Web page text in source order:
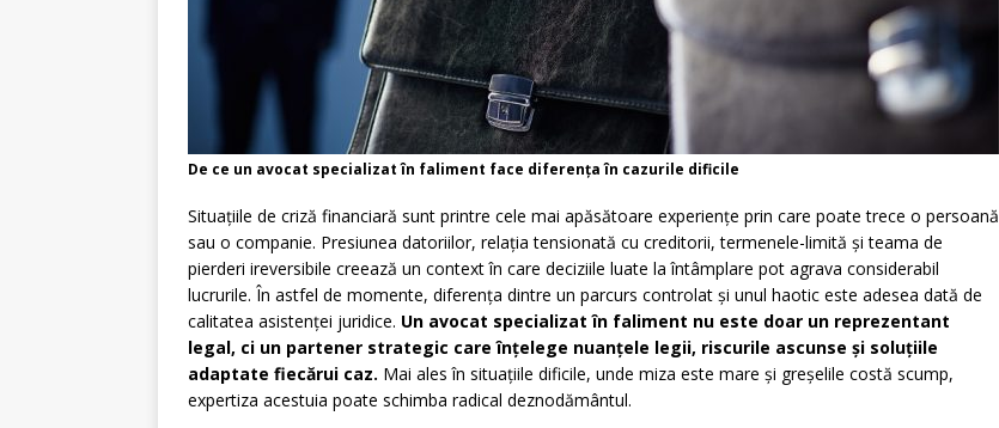
De ce un avocat specializat în faliment face diferența în cazurile dificile
Situațiile de criză financiară sunt printre cele mai apăsătoare experiențe prin care poate trece o persoană
sau o companie. Presiunea datoriilor, relația tensionată cu creditorii, termenele-limită și teama de
pierderi ireversibile creează un context în care deciziile luate la întâmplare pot agrava considerabil
lucrurile. În astfel de momente, diferența dintre un parcurs controlat și unul haotic este adesea dată de
calitatea asistenței juridice. Un avocat specializat în faliment nu este doar un reprezentant
legal, ci un partener strategic care înțelege nuanțele legii, riscurile ascunse și soluțiile
adaptate fiecărui caz. Mai ales în situațiile dificile, unde miza este mare și greșelile costă scump,
expertiza acestuia poate schimba radical deznodământul.